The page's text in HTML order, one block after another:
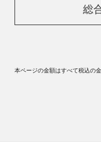
総
本ページの金額はすべて税込の金